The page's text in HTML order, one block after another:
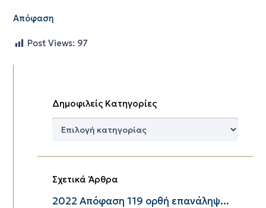
Απόφαση
Post Views: 97
Δημοφιλείς Κατηγορίες
Δημοφιλείς
Σχετικά Άρθρα
2022 Απόφαση 119 ορθή επανάληψ...